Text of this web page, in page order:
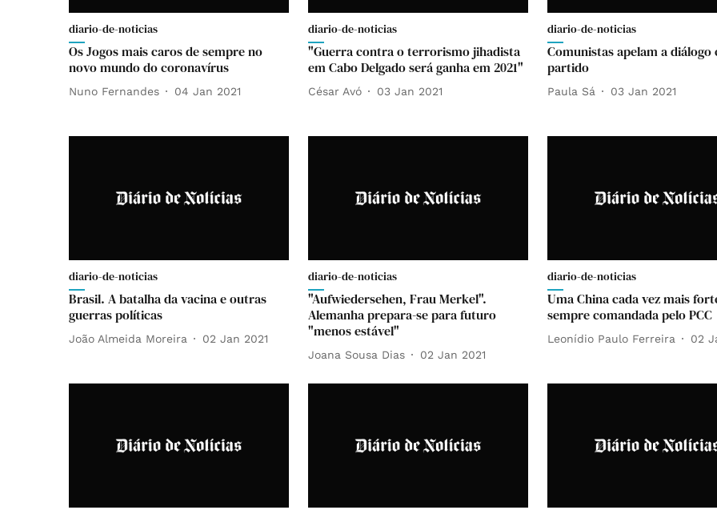
diario-de-noticias
Os Jogos mais caros de sempre no
novo mundo do coronavírus
Nuno Fernandes 04 Jan 2021
diario-de-noticias
"Guerra contra o terrorismo jihadista
em Cabo Delgado será ganha em 2021"
César Avó 03 Jan 2021
diario-de-noticias
Comunistas apelam a diálogo
partido
Paula Sá 03 Jan 2021
diario-de-noticias
Brasil. A batalha da vacina e outras
guerras políticas
João Almeida Moreira 02 Jan 2021
diario-de-noticias
"Aufwiedersehen, Frau Merkel".
Alemanha prepara-se para futuro
"menos estável"
Joana Sousa Dias 02 Jan 2021
diario-de-noticias
Uma China cada vez mais
sempre comandada pelo PCC
Leonídio Paulo Ferreira 02